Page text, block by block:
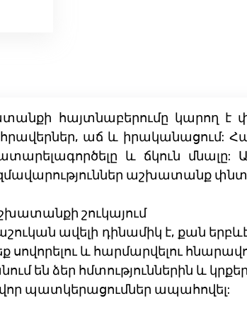
հայտնաբերումը կարող է
աճ և իրականացում:
և ճկուն մնալը:
աշխատանք
շուկայում
ավելի դինամիկ է, քան
սովորելու և հարմարվելու
են ձեր հմտություններին և
պատկերացումներ ապահովել: